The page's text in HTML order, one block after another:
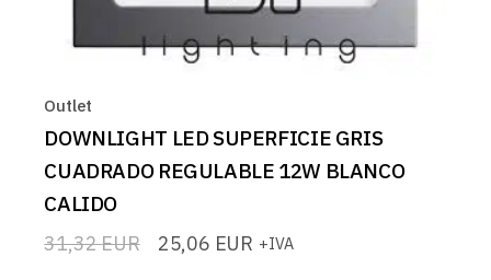
Outlet
DOWNLIGHT LED SUPERFICIE GRIS
CUADRADO REGULABLE 12W BLANCO
CALIDO
31,32EUR
El 25,06 EUR
El +IVA